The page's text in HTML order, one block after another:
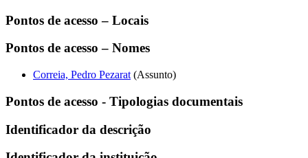
Pontos de acesso – Locais
Pontos de acesso – Nomes
Correia, Pedro Pezarat (Assunto)
Pontos de acesso - Tipologias documentais
Identificador da descrição